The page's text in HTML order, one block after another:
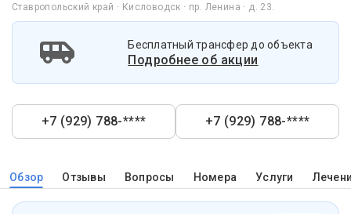
Ставропольский край · Кисловодск · пр. Ленина · д. 23.
Бесплатный трансфер до объекта
Подробнее об акции
+7 (929) 788-**** +7 (929) 788-****
Обзор Отзывы Вопросы Номера Услуги